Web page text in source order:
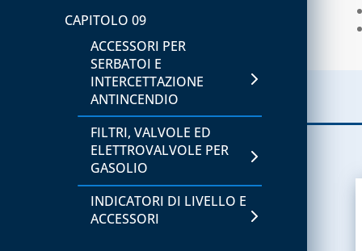
CAPITOLO 09
STAFFE
CAPITOLO 10
SUPPORTI E PROTEZIONI
CAPITOLO 11
CLIMA COVER
ACCESSORI PER IL
COMPLETAMENTO
CAPITOLO 09
ACCESSORI PER
SERBATOI E
INTERCETTAZIONE
ANTINCENDIO
FILTRI, VALVOLE ED
ELETTROVALVOLE PER
GASOLIO
INDICATORI DI LIVELLO E
ACCESSORI